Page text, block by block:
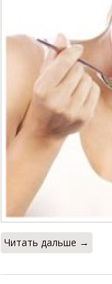
Читать дальше →